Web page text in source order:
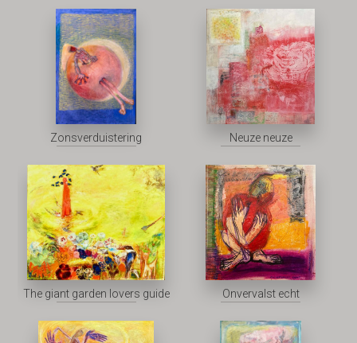
Zonsverduistering Neuze neuze
The giant garden lovers guide Onvervalst echt